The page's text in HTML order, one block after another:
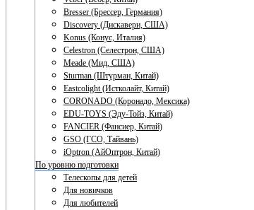
Bresser (Брессер, Германия)
Discovery (Дискавери, США)
Konus (Конус, Италия)
Celestron (Селестрон, США)
Meade (Мид, США)
Sturman (Штурман, Китай)
Eastcolight (Истколайт, Китай)
CORONADO (Коронадо, Мексика)
EDU-TOYS (Эду-Тойз, Китай)
FANCIER (Фансиер, Китай)
GSO (ГСО, Тайвань)
iOptron (АйОптрон, Китай)
По уровню подготовки
Телескопы для детей
Для новичков
Для любителей